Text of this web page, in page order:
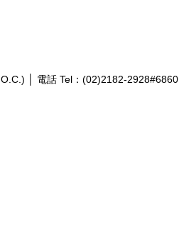
│ 電話 Tel：(02)2182-2928#6860